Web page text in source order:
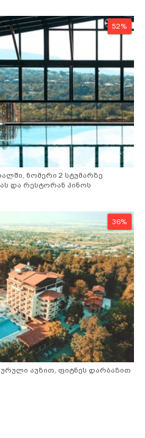
52%
ნომერი 2 სტუმარზე
და რესტორან პინოს
36%
აუზით, ფიტნეს დარბაზით